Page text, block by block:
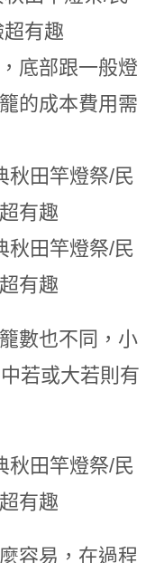
底部跟一般燈
的成本費用需
數也不同，小
若或大若則有
容易，在過程